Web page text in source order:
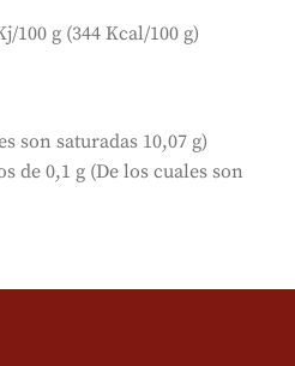
100 g (344 Kcal/100 g)
son saturadas 10,07 g)
de 0,1 g (De los cuales son